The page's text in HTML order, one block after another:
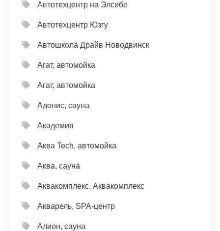
Автотехцентр на Элсибе
Автотехцентр Юзгу
Автошкола Драйв Новодвинск
Агат, автомойка
Агат, автомойка
Адонис, сауна
Академия
Аква Tech, автомойка
Аква, сауна
Аквакомплекс, Аквакомплекс
Акварель, SPA-центр
Алион, сауна